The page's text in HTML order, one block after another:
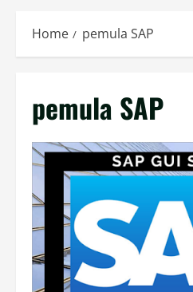
Home pemula SAP
pemula SAP